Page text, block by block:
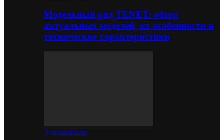
Модельный ряд TENET: обзор
актуальных моделей, их особенности и
технические характеристики
Автомобили